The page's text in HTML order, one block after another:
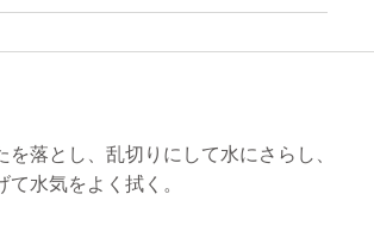
を落とし、乱切りにして水にさらし、
て水気をよく拭く。